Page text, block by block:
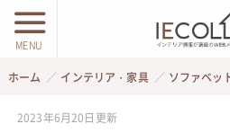
MENU
ホーム インテリア・家具 ソファベッ
2023年6月20日 更新